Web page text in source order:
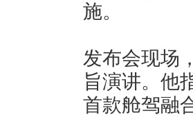
施。
发布会现场
旨演讲。他
首款舱驾融